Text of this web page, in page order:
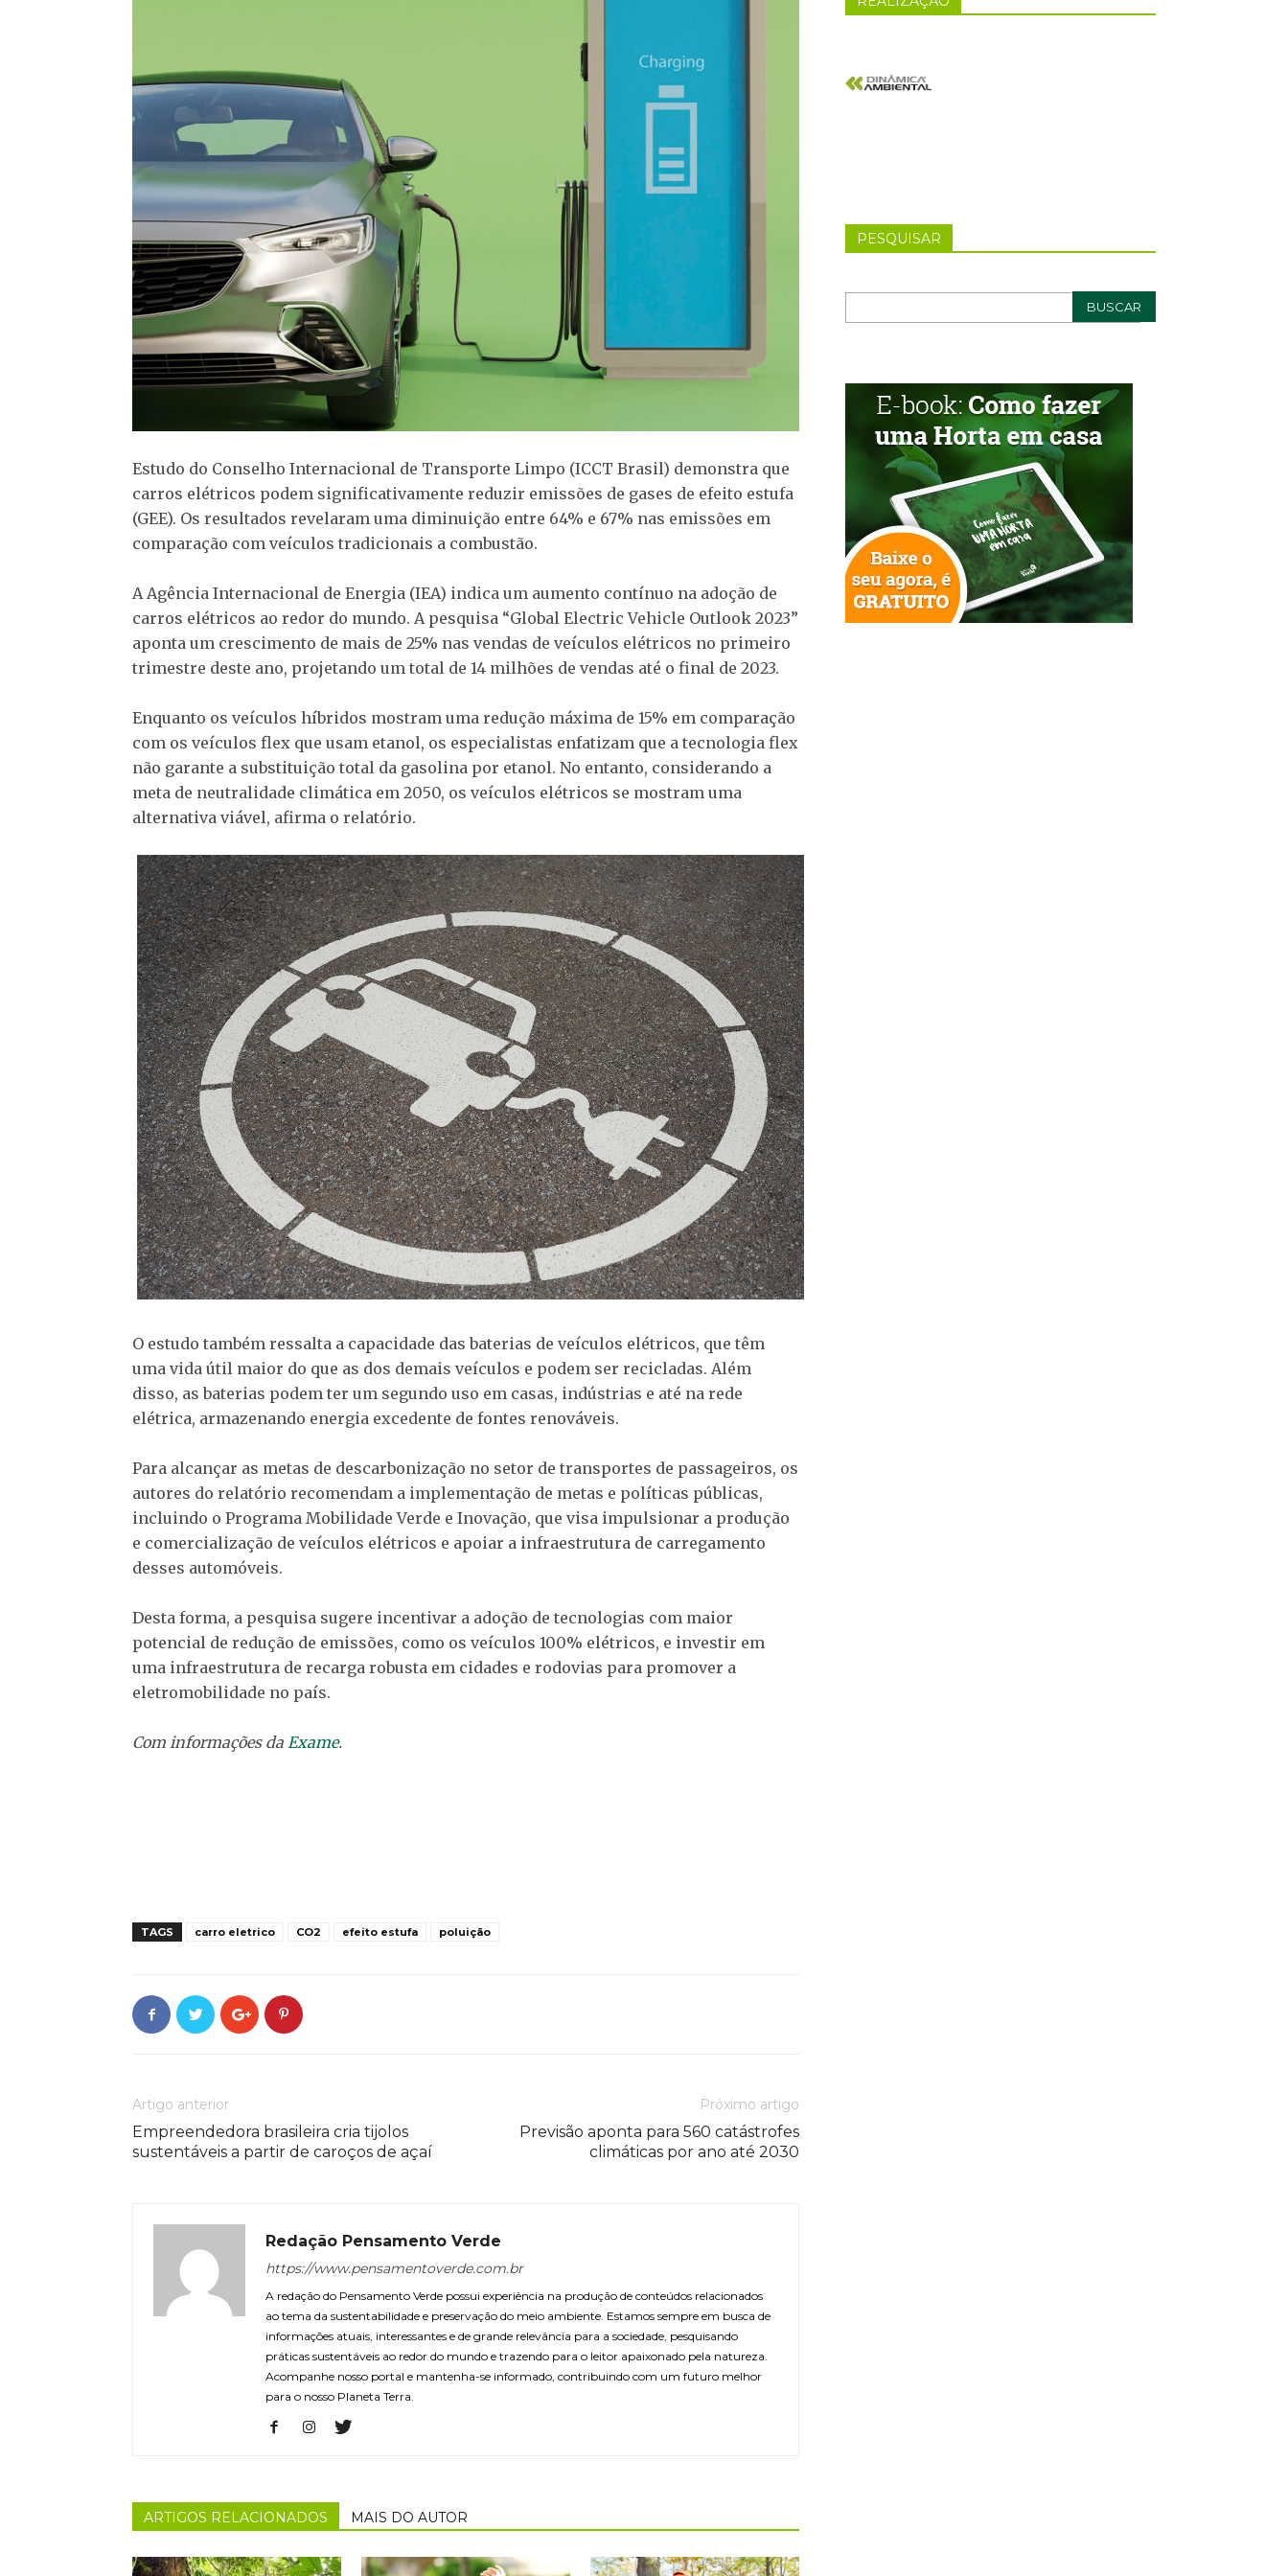
Estudo do Conselho Internacional de Transporte Limpo (ICCT Brasil) demonstra que
carros elétricos podem significativamente reduzir emissões de gases de efeito estufa
(GEE). Os resultados revelaram uma diminuição entre 64% e 67% nas emissões em
comparação com veículos tradicionais a combustão.
A Agência Internacional de Energia (IEA) indica um aumento contínuo na adoção de
carros elétricos ao redor do mundo. A pesquisa “Global Electric Vehicle Outlook 2023”
aponta um crescimento de mais de 25% nas vendas de veículos elétricos no primeiro
trimestre deste ano, projetando um total de 14 milhões de vendas até o final de 2023.
Enquanto os veículos híbridos mostram uma redução máxima de 15% em comparação
com os veículos flex que usam etanol, os especialistas enfatizam que a tecnologia flex
não garante a substituição total da gasolina por etanol. No entanto, considerando a
meta de neutralidade climática em 2050, os veículos elétricos se mostram uma
alternativa viável, afirma o relatório.
O estudo também ressalta a capacidade das baterias de veículos elétricos, que têm
uma vida útil maior do que as dos demais veículos e podem ser recicladas. Além
disso, as baterias podem ter um segundo uso em casas, indústrias e até na rede
elétrica, armazenando energia excedente de fontes renováveis.
Para alcançar as metas de descarbonização no setor de transportes de passageiros, os
autores do relatório recomendam a implementação de metas e políticas públicas,
incluindo o Programa Mobilidade Verde e Inovação, que visa impulsionar a produção
e comercialização de veículos elétricos e apoiar a infraestrutura de carregamento
desses automóveis.
Desta forma, a pesquisa sugere incentivar a adoção de tecnologias com maior
potencial de redução de emissões, como os veículos 100% elétricos, e investir em
uma infraestrutura de recarga robusta em cidades e rodovias para promover a
eletromobilidade no país.
Com informações da Exame.
TAGS carro eletrico CO2 efeito estufa poluição
Artigo anterior
Empreendedora brasileira cria tijolos
sustentáveis a partir de caroços de açaí
Próximo artigo
Previsão aponta para 560 catástrofes
climáticas por ano até 2030
Redação Pensamento Verde
https://www.pensamentoverde.com.br
A redação do Pensamento Verde possui experiência na produção de conteúdos relacionados
ao tema da sustentabilidade e preservação do meio ambiente. Estamos sempre em busca de
informações atuais, interessantes e de grande relevância para a sociedade, pesquisando
práticas sustentáveis ao redor do mundo e trazendo para o leitor apaixonado pela natureza.
Acompanhe nosso portal e mantenha-se informado, contribuindo com um futuro melhor
para o nosso Planeta Terra.
ARTIGOS RELACIONADOS MAIS DO AUTOR
PESQUISAR